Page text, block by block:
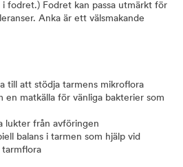
fodret.) Fodret kan passa utmärkt för
Anka är ett välsmakande
till att stödja tarmens mikroflora
matkälla för vänliga bakterier som
lukter från avföringen
balans i tarmen som hjälp vid
tarmflora